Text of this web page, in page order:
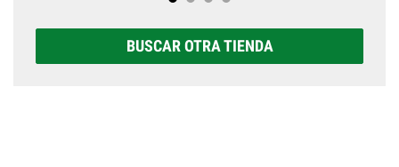
BUSCAR OTRA TIENDA